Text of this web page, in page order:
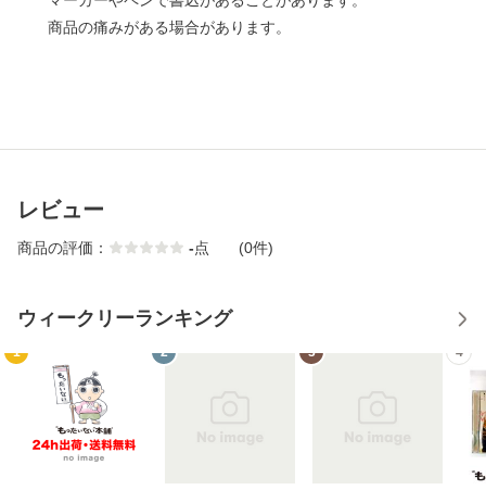
商品の痛みがある場合があります。
レビュー
商品の評価： -点 (0件)
ウィークリーランキング
1 2 3 4